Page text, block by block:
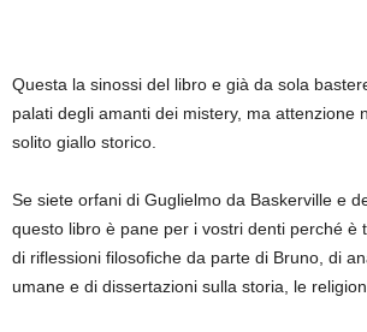
Questa la sinossi del libro e già da sola
palati degli amanti dei mistery, ma attenzione
solito giallo storico.
Se siete orfani di Guglielmo da Baskerville e
questo libro è pane per i vostri denti perché è
di riflessioni filosofiche da parte di Bruno, di
umane e di dissertazioni sulla storia, le